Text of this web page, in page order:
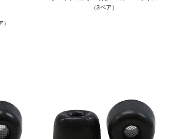
（3ペア）